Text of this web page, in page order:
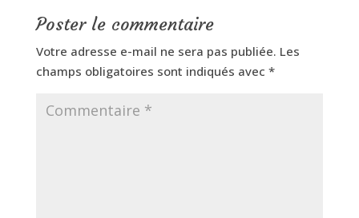
Poster le commentaire
Votre adresse e-mail ne sera pas publiée. Les
champs obligatoires sont indiqués avec *